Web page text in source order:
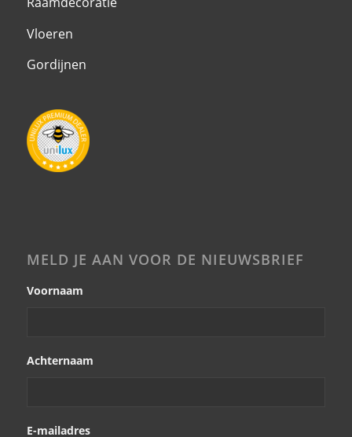
Vloeren
Gordijnen
MELD JE AAN VOOR DE NIEUWSBRIEF
Voornaam
Achternaam
E-mailadres